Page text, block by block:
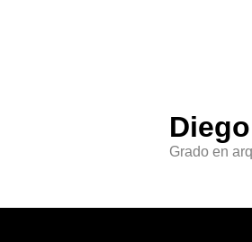
Grado en